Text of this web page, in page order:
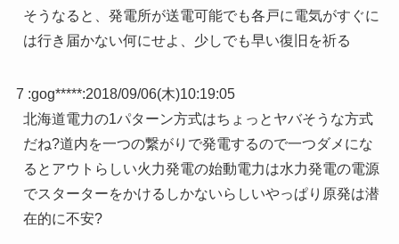
そうなると、発電所が送電可能でも各戸に電気がすぐに
は行き届かない何にせよ、少しでも早い復旧を祈る
7 :gog*****:2018/09/06(木)10:19:05
北海道電力の1パターン方式はちょっとヤバそうな方式
だね?道内を一つの繋がりで発電するので一つダメにな
るとアウトらしい火力発電の始動電力は水力発電の電源
でスターターをかけるしかないらしいやっぱり原発は潜
在的に不安?